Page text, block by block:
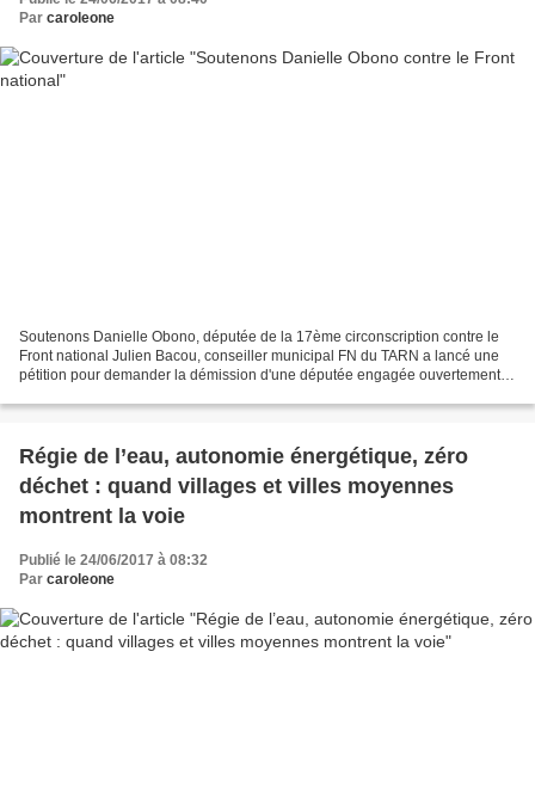
Par caroleone
Soutenons Danielle Obono, députée de la 17ème circonscription contre le
Front national Julien Bacou, conseiller municipal FN du TARN a lancé une
pétition pour demander la démission d'une députée engagée ouvertement
Régie de l’eau, autonomie énergétique, zéro
déchet : quand villages et villes moyennes
montrent la voie
Publié le 24/06/2017 à 08:32
Par caroleone